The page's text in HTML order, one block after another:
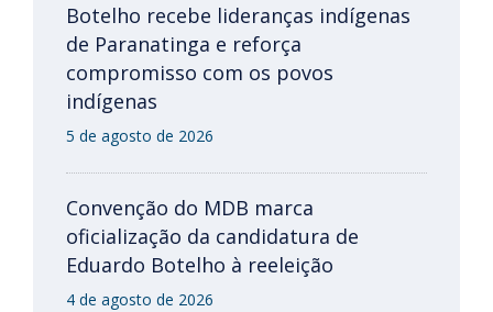
Botelho recebe lideranças indígenas
de Paranatinga e reforça
compromisso com os povos
indígenas
5 de agosto de 2026
Convenção do MDB marca
oficialização da candidatura de
Eduardo Botelho à reeleição
4 de agosto de 2026